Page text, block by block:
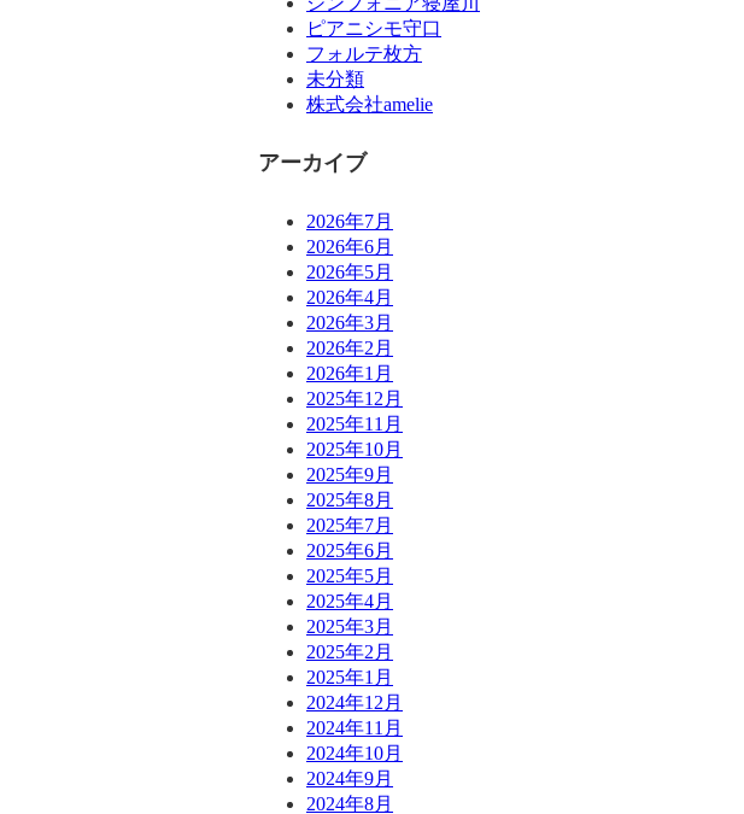
ピアニシモ守口
フォルテ枚方
未分類
株式会社amelie
アーカイブ
2026年7月
2026年6月
2026年5月
2026年4月
2026年3月
2026年2月
2026年1月
2025年12月
2025年11月
2025年10月
2025年9月
2025年8月
2025年7月
2025年6月
2025年5月
2025年4月
2025年3月
2025年2月
2025年1月
2024年12月
2024年11月
2024年10月
2024年9月
2024年8月